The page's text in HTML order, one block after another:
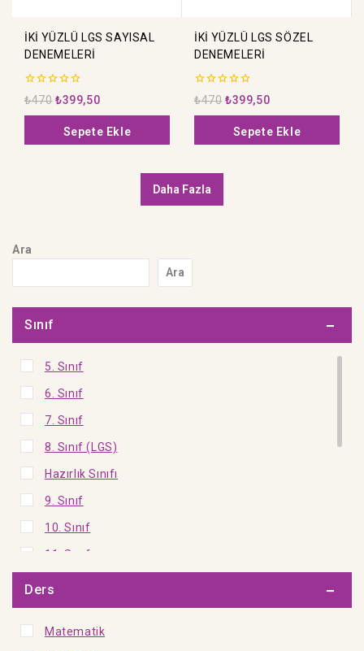
İKİ YÜZLÜ LGS SAYISAL
DENEMELERİ
0
5
üzerinden
₺470 ₺399,50
Sepete Ekle
İKİ YÜZLÜ LGS SÖZEL
DENEMELERİ
0
5
üzerinden
₺470 ₺399,50
Sepete Ekle
Daha Fazla
Ara
Ara
Sınıf
5. Sınıf
6. Sınıf
7. Sınıf
8. Sınıf (LGS)
Hazırlık Sınıfı
9. Sınıf
10. Sınıf
11. Sınıf
TYT
AYT
Ders
Matematik